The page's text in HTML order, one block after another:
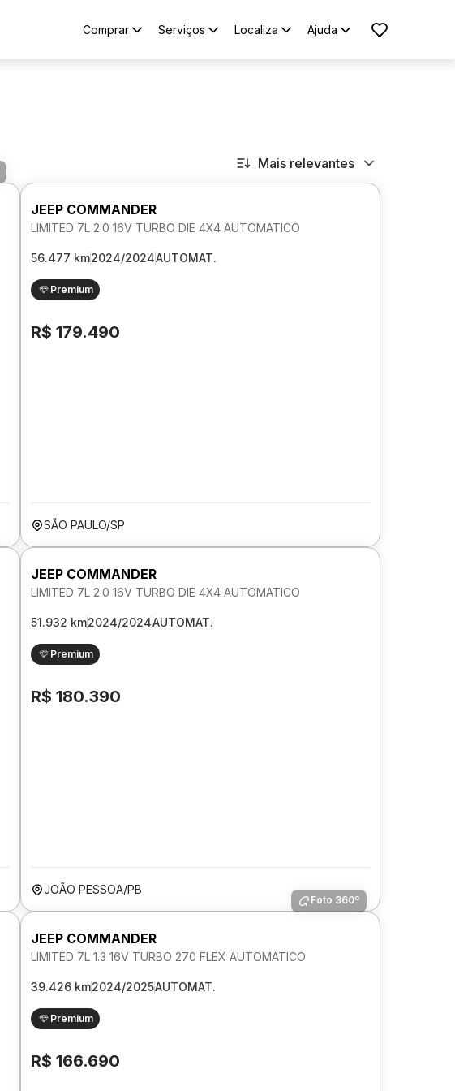
Comprar Serviços Localiza Ajuda
Mais relevantes
JEEP COMMANDER
LIMITED 7L 2.0 16V TURBO DIE 4X4 AUTOMATICO
56.477 km2024/2024AUTOMAT.
Premium
R$ 179.490
SÃO PAULO/SP
JEEP COMMANDER
LIMITED 7L 2.0 16V TURBO DIE 4X4 AUTOMATICO
51.932 km2024/2024AUTOMAT.
Premium
R$ 180.390
JOÃO PESSOA/PB
Foto 360º
JEEP COMMANDER
LIMITED 7L 1.3 16V TURBO 270 FLEX AUTOMATICO
39.426 km2024/2025AUTOMAT.
Premium
R$ 166.690